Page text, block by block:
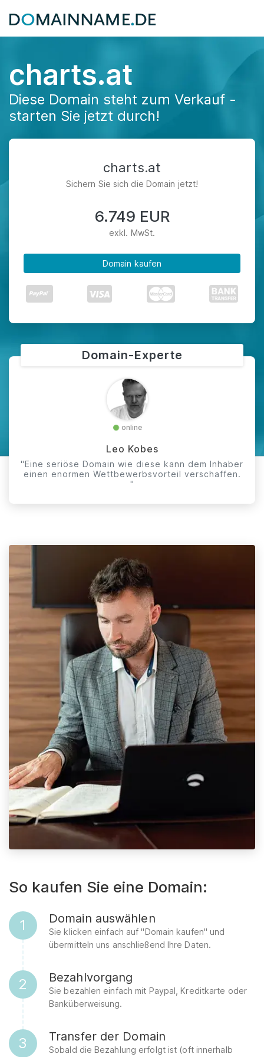
charts.at
Diese Domain steht zum Verkauf -
starten Sie jetzt durch!
charts.at
Sichern Sie sich die Domain jetzt!
6.749 EUR
exkl. MwSt.
Domain kaufen
Domain-Experte
online
Leo Kobes
"Eine seriöse Domain wie diese kann dem Inhaber
einen enormen Wettbewerbsvorteil verschaffen.
"
So kaufen Sie eine Domain:
1 Domain auswählen
Sie klicken einfach auf "Domain kaufen" und
übermitteln uns anschließend Ihre Daten.
2 Bezahlvorgang
Sie bezahlen einfach mit Paypal, Kreditkarte oder
Banküberweisung.
3 Transfer der Domain
Sobald die Bezahlung erfolgt ist (oft innerhalb